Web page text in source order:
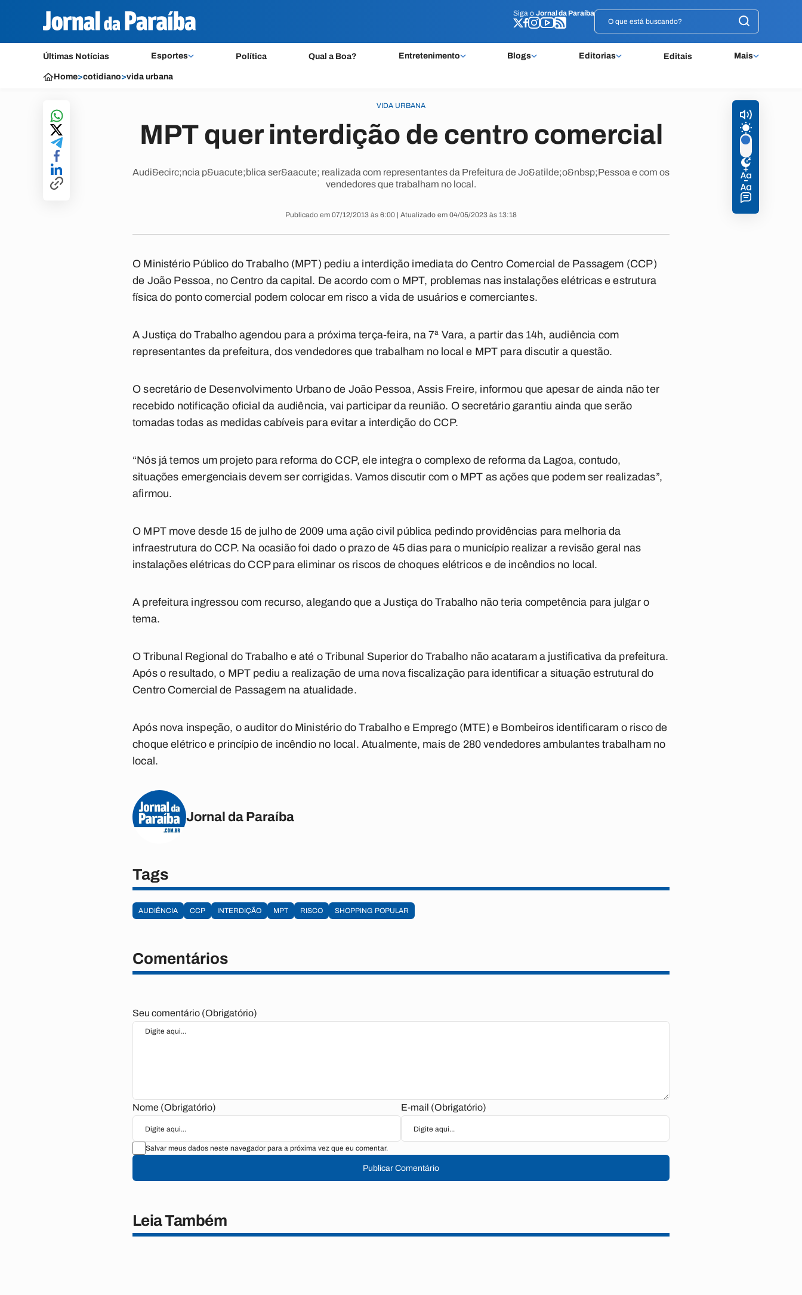
Siga o Jornal da Paraíba
Últimas Notícias Esportes Política Qual a Boa? Entretenimento Blogs Editorias Editais Mais
Siga o Jornal da Paraíba
Home>cotidiano>vida urbana
VIDA URBANA
MPT quer interdição de centro comercial
Audi&ecirc;ncia p&uacute;blica ser&aacute; realizada com representantes da Prefeitura de Jo&atilde;o&nbsp;Pessoa e com os
vendedores que trabalham no local.
Publicado em 07/12/2013 às 6:00 | Atualizado em 04/05/2023 às 13:18
O Ministério Público do Trabalho (MPT) pediu a interdição imediata do Centro Comercial de Passagem (CCP)
de João Pessoa, no Centro da capital. De acordo com o MPT, problemas nas instalações elétricas e estrutura
física do ponto comercial podem colocar em risco a vida de usuários e comerciantes.
A Justiça do Trabalho agendou para a próxima terça-feira, na 7ª Vara, a partir das 14h, audiência com
representantes da prefeitura, dos vendedores que trabalham no local e MPT para discutir a questão.
O secretário de Desenvolvimento Urbano de João Pessoa, Assis Freire, informou que apesar de ainda não ter
recebido notificação oficial da audiência, vai participar da reunião. O secretário garantiu ainda que serão
tomadas todas as medidas cabíveis para evitar a interdição do CCP.
“Nós já temos um projeto para reforma do CCP, ele integra o complexo de reforma da Lagoa, contudo,
situações emergenciais devem ser corrigidas. Vamos discutir com o MPT as ações que podem ser realizadas”,
afirmou.
O MPT move desde 15 de julho de 2009 uma ação civil pública pedindo providências para melhoria da
infraestrutura do CCP. Na ocasião foi dado o prazo de 45 dias para o município realizar a revisão geral nas
instalações elétricas do CCP para eliminar os riscos de choques elétricos e de incêndios no local.
A prefeitura ingressou com recurso, alegando que a Justiça do Trabalho não teria competência para julgar o
tema.
O Tribunal Regional do Trabalho e até o Tribunal Superior do Trabalho não acataram a justificativa da prefeitura.
Após o resultado, o MPT pediu a realização de uma nova fiscalização para identificar a situação estrutural do
Centro Comercial de Passagem na atualidade.
Após nova inspeção, o auditor do Ministério do Trabalho e Emprego (MTE) e Bombeiros identificaram o risco de
choque elétrico e princípio de incêndio no local. Atualmente, mais de 280 vendedores ambulantes trabalham no
local.
Jornal da Paraíba
Tags
AUDIÊNCIA CCP INTERDIÇÃO MPT RISCO SHOPPING POPULAR
Comentários
Seu comentário (Obrigatório)
Nome (Obrigatório) E-mail (Obrigatório)
Salvar meus dados neste navegador para a próxima vez que eu comentar.
Publicar Comentário
Leia Também